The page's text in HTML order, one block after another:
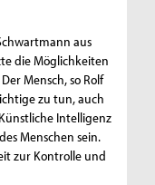
aus
die Möglichkeiten
Mensch, so Rolf
zu tun, auch
Intelligenz
Menschen sein.
zur Kontrolle und